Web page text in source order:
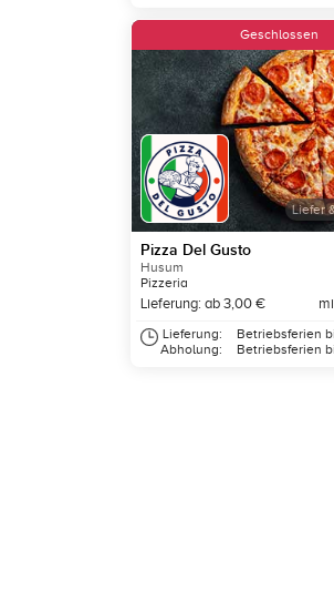
Liefer
Geschlossen
Pizza Del Gusto
Husum
Pizzeria
Lieferung: ab 3,00 €
Lieferung:
Abholung:
Betriebsferien
Betriebsferien